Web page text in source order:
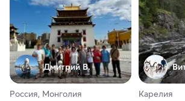
Дмитрий В.
Россия, Монголия Карелия